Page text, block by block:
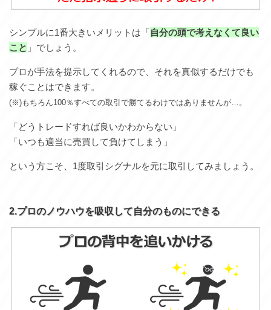
シンプルに1番大きいメリットは「自分の頭で考えなくて良い
こと 」でしょう。
プロが手法を提示してくれるので、それを真似するだけでも
稼ぐことはできます。
(※)もちろん100％すべての取引で勝てるわけではありませんが…。
「どうトレードすれば良いかわからない」
「いつも適当に売買して負けてしまう」
という方こそ、1度取引シグナルを元に取引してみましょう。
2.プロのノウハウを吸収して自分のものにできる